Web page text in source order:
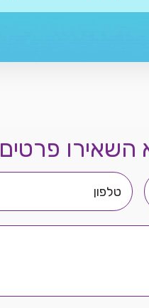
השאירו פרטים
טלפון